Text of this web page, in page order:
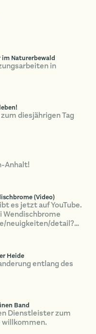
im Naturerbewald
in
diesjährigen Tag
Anhalt!
(Video)
es jetzt auf YouTube.
Wendischbrome
neuigkeiten/detail?
Heide
entlang des
Band
Dienstleister zum
willkommen.